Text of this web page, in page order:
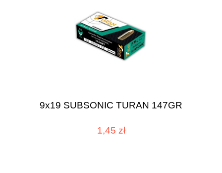
9x19 SUBSONIC TURAN 147GR
1,45 zł